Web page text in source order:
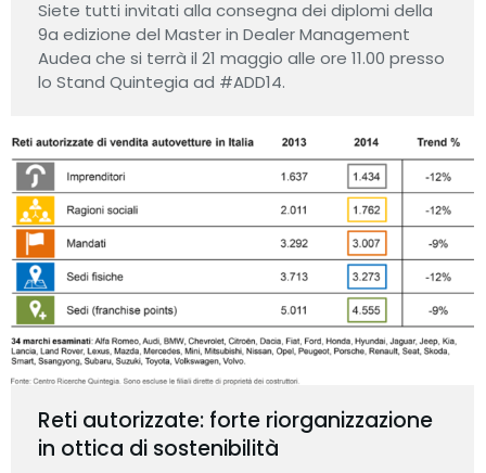
Siete tutti invitati alla consegna dei diplomi della
9a edizione del Master in Dealer Management
Audea che si terrà il 21 maggio alle ore 11.00 presso
lo Stand Quintegia ad #ADD14.
Reti autorizzate: forte riorganizzazione
in ottica di sostenibilità